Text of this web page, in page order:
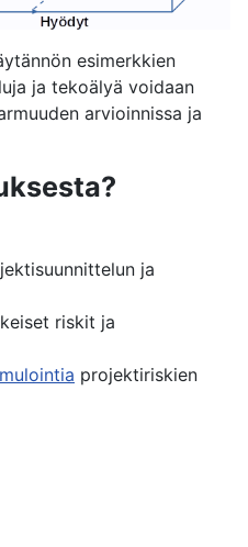
esimerkkien
ja tekoälyä voidaan
arvioinnissa ja
ja
riskit ja
projektiriskien